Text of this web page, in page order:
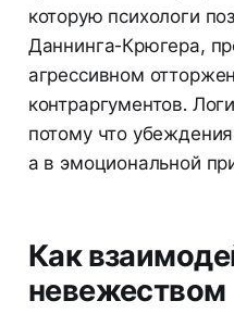
которую психологи
Даннинга-Крюгера,
агрессивном
контраргументов.
потому что
а в эмоциональной
Как
невежеством